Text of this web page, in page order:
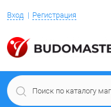
Вход Регистрация